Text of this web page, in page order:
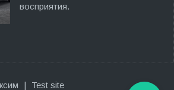
восприятия.
| Test site